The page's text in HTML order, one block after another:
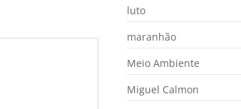
luto
maranhão
Meio Ambiente
Miguel Calmon